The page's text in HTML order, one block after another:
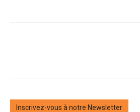
Inscrivez-vous à notre Newsletter